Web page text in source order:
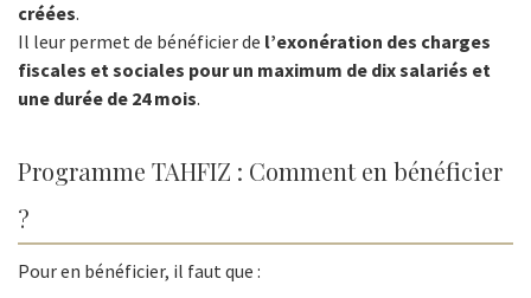
créées.
Il leur permet de bénéficier de l’exonération des charges
fiscales et sociales pour un maximum de dix salariés et
une durée de 24 mois.
Programme TAHFIZ : Comment en bénéficier
?
Pour en bénéficier, il faut que :